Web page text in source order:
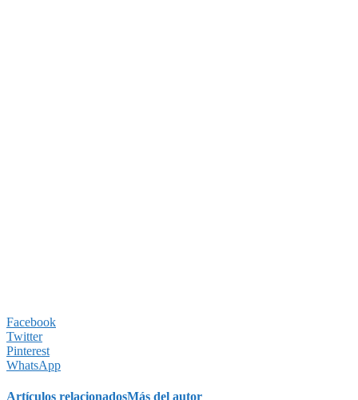
Facebook
Twitter
Pinterest
WhatsApp
Artículos relacionadosMás del autor